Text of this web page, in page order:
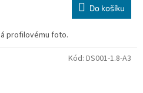
Do košíku
profilovému foto.
Kód: DS001-1.8-A3